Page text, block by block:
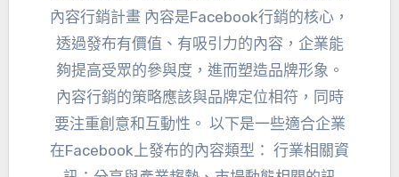
內容行銷計畫 內容是Facebook行銷的核心，
透過發布有價值、有吸引力的內容，企業能
夠提高受眾的參與度，進而塑造品牌形象。
內容行銷的策略應該與品牌定位相符，同時
要注重創意和互動性。 以下是一些適合企業
在Facebook上發布的內容類型： 行業相關資